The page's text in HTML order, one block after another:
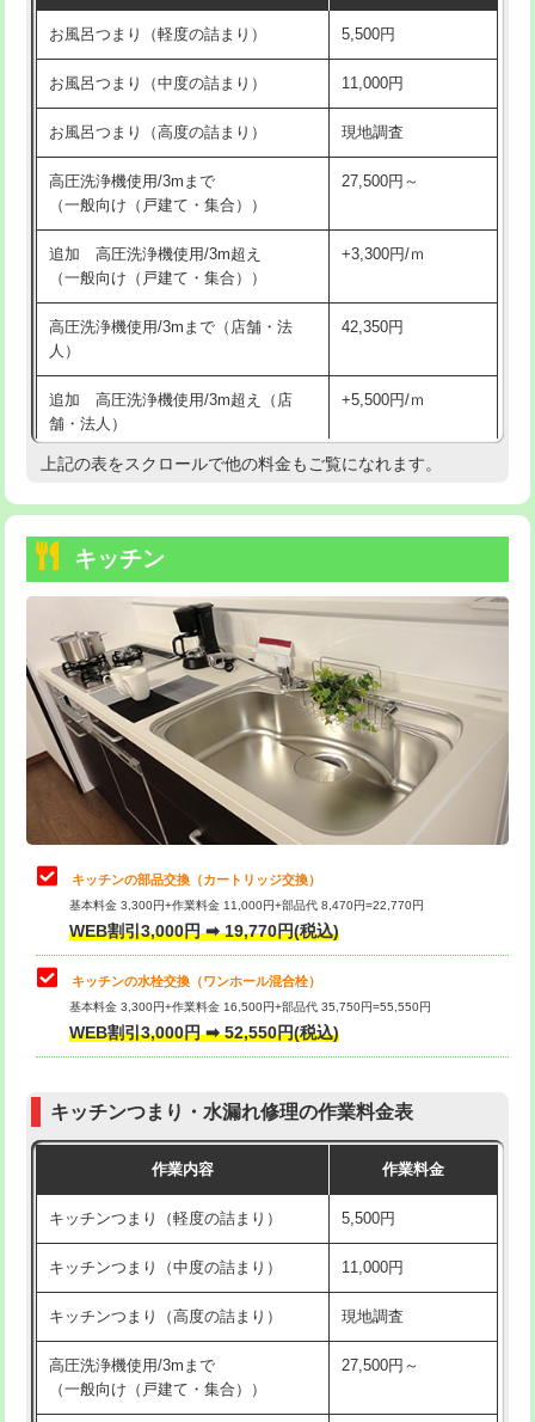
交換・取付(単水栓（壁付・デッキ
式）)
13,200円+材料費
交換・取付(混合水栓（壁付・デッキ
式・ワンホール）)
16,500円+材料費
交換・取付(排水栓・排水トラップ
（P/S/ポップアップ））
22,000円+材料費
交換・取付（その他部品） 11,000円+材料費
持込商品取付（単水栓） 13,200円
持込商品取付（混合水栓）
持込商品取付（浄水器・分岐水栓） 16,500円
持込商品取付（温水洗浄便座） 22,000円
持込商品取付（普通便座⇔温水洗浄便
22,000円
給水管工事※（ホール加工)
給水管工事※（バンド止め) 3,300円
給水管工事※（支持金具設置) 5,500円
給水管工事※（保温材使用（バンド止
め込み）)
5,500円
給水管工事※（土の掘削・埋め戻し作
11,000円
給水管工事※（塩ビ管（VP・HI）使
用/3ｍまで)
給水管工事※（塩ビ管（VP・HI）使
用（追加）/3ｍ超え)
給水管工事※（ライニング鋼管・銅
管・ポリ管・HT管使用/3ｍまで)
44,000円
管・ポリ管・HT管使用/3ｍ超え)
排水管工事（土の掘削・埋め戻し作
11,000円~
排水管工事（排水管工事/3ｍまで） 55,000円
排水管工事（追加 排水管工事/3ｍ超
+11,000円
マス交換（土の掘削・埋め戻し作業）
マス交換（深さ50㎝未満）
お風呂つまり（軽度の詰まり） 5,500円
お風呂つまり（中度の詰まり） 11,000円
お風呂つまり（高度の詰まり） 現地調査
高圧洗浄機使用/3mまで
（一般向け（戸建て・集合））
27,500円～
追加 高圧洗浄機使用/3m超え
（一般向け（戸建て・集合））
+3,300円/ｍ
高圧洗浄機使用/3mまで（店舗・法
人）
42,350円
追加 高圧洗浄機使用/3m超え（店
舗・法人）
+5,500円/ｍ
高度高圧洗浄換 現地調査
トーラー機使用/3mまで
追加トーラー機使用/3m超え +3,300円
カメラ調査 33,000円
桝清掃 8,800円
止水・漏水調査・防水処理・清掃・修
理・調整・分解・加工など（軽作業）
11,000円
止水・漏水調査・防水処理・清掃・修
理・調整・分解・加工など（中作業）
22,000円
止水・漏水調査・防水処理・清掃・修
理・調整・分解・加工など（重作業）
33,000円
お風呂タンク脱着
その他部品の脱着
式・ワンホール）)
交換・取付(排水栓・排水トラップ
22,000円+材料費
持込商品取付（単水栓）
上記の表をスクロールで他の料金もご覧になれます。
キッチン
キッチンの部品交換（カートリッジ交換）
基本料金 3,300円+作業料金 11,000円+部品代 8,470円=22,770円
WEB割引3,000円 ➡ 19,770円(税込)
キッチンの水栓交換（ワンホール混合栓）
基本料金 3,300円+作業料金 16,500円+部品代 35,750円=55,550円
WEB割引3,000円 ➡ 52,550円(税込)
キッチンつまり・水漏れ修理の作業料金表
作業内容 作業料金
キッチンつまり（軽度の詰まり） 5,500円
キッチンつまり（中度の詰まり） 11,000円
キッチンつまり（高度の詰まり） 現地調査
高圧洗浄機使用/3mまで
（一般向け（戸建て・集合））
27,500円～